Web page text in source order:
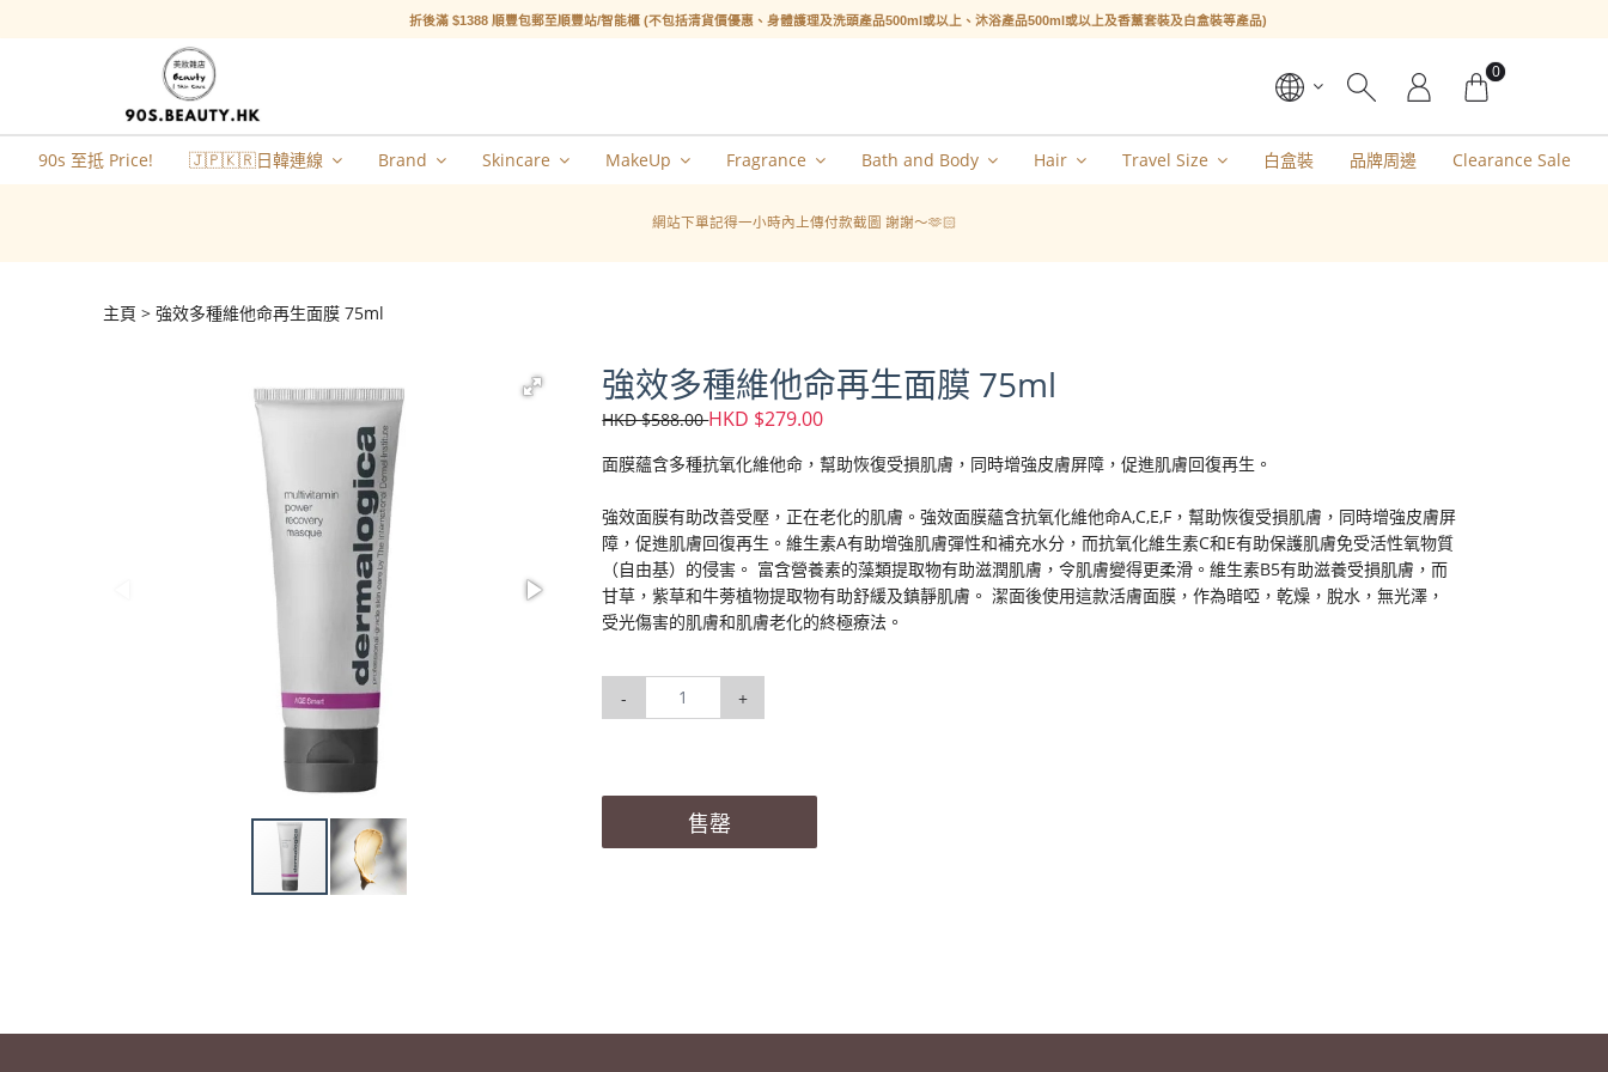
折後滿 $1388 順豐包郵至順豐站/智能櫃 (不包括清貨價優惠、身體護理及洗頭產品500ml或以上、沐浴產品500ml或以上及香薰套裝及白盒裝等產品)
0
90s 至抵 Price! 🇯🇵🇰🇷日韓連線 Brand Skincare MakeUp Fragrance Bath and Body Hair Travel Size 白盒裝 品牌周邊 Clearance Sale
網站下單記得一小時內上傳付款截圖 謝謝～🫶🏻
主頁 強效多種維他命再生面膜 75ml
強效多種維他命再生面膜 75ml
HKD $588.00HKD $279.00
面膜蘊含多種抗氧化維他命，幫助恢復受損肌膚，同時增強皮膚屏障，促進肌膚回復再生。
強效面膜有助改善受壓，正在老化的肌膚。強效面膜蘊含抗氧化維他命A,C,E,F，幫助恢復受損肌膚，同時增強皮膚屏
障，促進肌膚回復再生。維生素A有助增強肌膚彈性和補充水分，而抗氧化維生素C和E有助保護肌膚免受活性氧物質
（自由基）的侵害。 富含營養素的藻類提取物有助滋潤肌膚，令肌膚變得更柔滑。維生素B5有助滋養受損肌膚，而
甘草，紫草和牛蒡植物提取物有助舒緩及鎮靜肌膚。 潔面後使用這款活膚面膜，作為暗啞，乾燥，脫水，無光澤，
受光傷害的肌膚和肌膚老化的終極療法。
- +
售罄